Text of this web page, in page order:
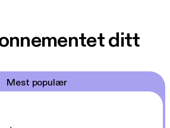
ditt
Mest populær